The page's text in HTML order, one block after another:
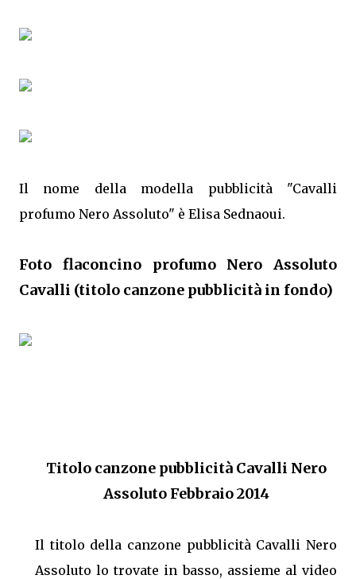
Il nome della modella pubblicità "Cavalli
profumo Nero Assoluto" è Elisa Sednaoui.
Foto flaconcino profumo Nero Assoluto
Cavalli (titolo canzone pubblicità in fondo)
Titolo canzone pubblicità Cavalli Nero
Assoluto Febbraio 2014
Il titolo della canzone pubblicità Cavalli Nero
Assoluto lo trovate in basso, assieme al video